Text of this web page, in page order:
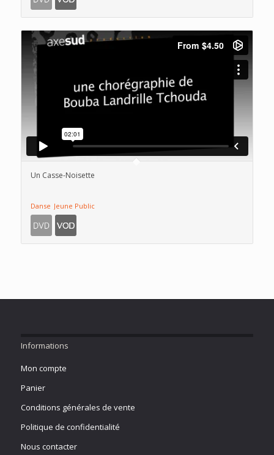
Un Casse-Noisette
Danse Jeune Public
Informations
Mon compte
Panier
Conditions générales de vente
Politique de confidentialité
Nous contacter